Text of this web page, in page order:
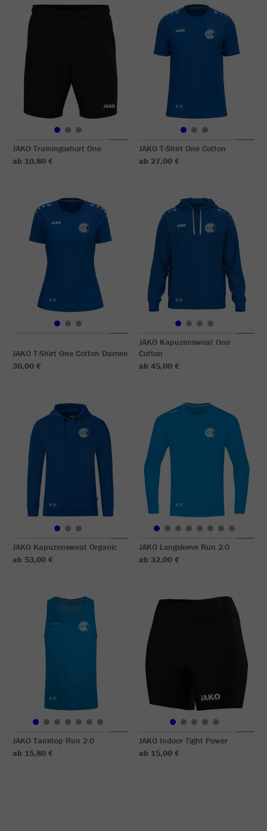
JAKO Trainingsshort One
ab 10,80 €
JAKO T-Shirt One Cotton
ab 27,00 €
JAKO T-Shirt One Cotton Damen
30,00 €
JAKO Kapuzensweat One
Cotton
ab 45,00 €
JAKO Kapuzensweat Organic
ab 53,00 €
JAKO Longsleeve Run 2.0
ab 32,00 €
JAKO Tanktop Run 2.0
ab 15,80 €
JAKO Indoor Tight Power
ab 15,00 €